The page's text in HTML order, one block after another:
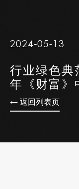
2024-05-13
行业绿色典
年《财富》
← 返回列表页